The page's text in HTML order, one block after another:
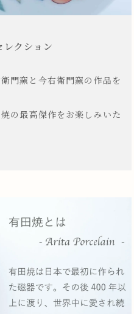
レクション
門窯と今右衛門窯の作品を
の最高傑作をお楽しみいた